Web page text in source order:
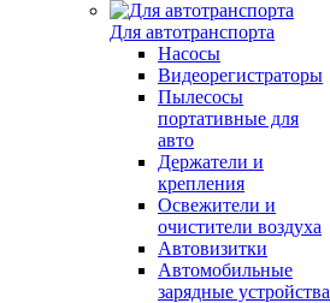
Для автотранспорта
Насосы
Видеорегистраторы
Пылесосы
портативные для
авто
Держатели и
крепления
Освежители и
очистители воздуха
Автовизитки
Автомобильные
зарядные устройства